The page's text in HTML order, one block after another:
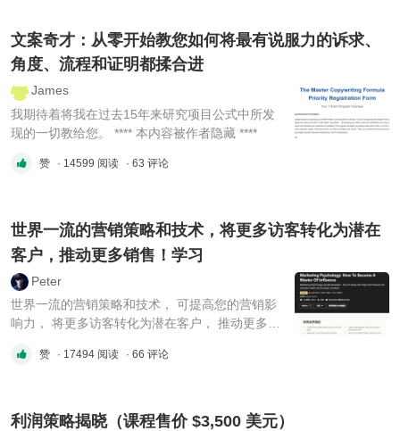
文案奇才：从零开始教您如何将最有说服力的诉求、
角度、流程和证明都揉合进
James
我期待着将我在过去15年来研究项目公式中所发
现的一切教给您。 **** 本内容被作者隐藏 ****
赞 · 14599 阅读 · 63 评论
世界一流的营销策略和技术，将更多访客转化为潜在
客户，推动更多销售！学习
Peter
世界一流的营销策略和技术， 可提高您的营销影
响力， 将更多访客转化为潜在客户， 推动更多销
隐藏 ****
赞 · 17494 阅读 · 66 评论
利润策略揭晓（课程售价 $3,500 美元）